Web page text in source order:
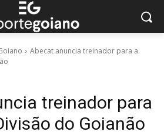
Abecat anuncia treinador para a
treinador para
do Goianão